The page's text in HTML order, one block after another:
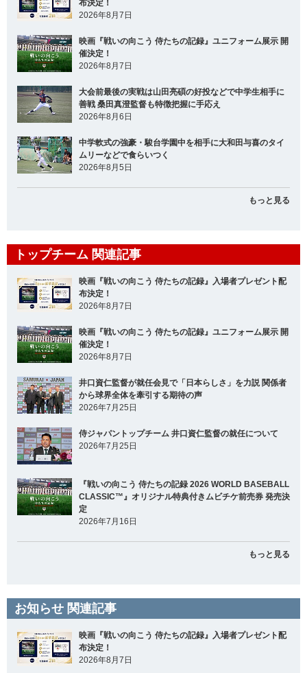
布決定！
2026年8月7日
映画『戦いの向こう 侍たちの記録』ユニフォーム展示 開
催決定！
2026年8月7日
大会前最後の実戦は山田亮碩の好投などで中学生相手に
善戦 桑田真澄監督も特徴把握に手応え
2026年8月6日
中学軟式の強豪・駿台学園中を相手に大和田与喜のタイ
ムリーなどで食らいつく
2026年8月5日
もっと見る
トップチーム 関連記事
映画『戦いの向こう 侍たちの記録』入場者プレゼント配
布決定！
2026年8月7日
映画『戦いの向こう 侍たちの記録』ユニフォーム展示 開
催決定！
2026年8月7日
井口資仁監督が就任会見で「日本らしさ」を力説 関係者
から球界全体を牽引する期待の声
2026年7月25日
侍ジャパントップチーム 井口資仁監督の就任について
2026年7月25日
『戦いの向こう 侍たちの記録 2026 WORLD BASEBALL
CLASSIC™』オリジナル特典付きムビチケ前売券 発売決
定
2026年7月16日
もっと見る
お知らせ 関連記事
映画『戦いの向こう 侍たちの記録』入場者プレゼント配
布決定！
2026年8月7日